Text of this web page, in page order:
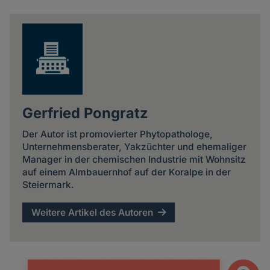
Gerfried Pongratz
Der Autor ist promovierter Phytopathologe,
Unternehmensberater, Yakzüchter und ehemaliger
Manager in der chemischen Industrie mit Wohnsitz
auf einem Almbauernhof auf der Koralpe in der
Steiermark.
Weitere Artikel des Autoren